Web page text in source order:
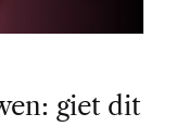
giet dit